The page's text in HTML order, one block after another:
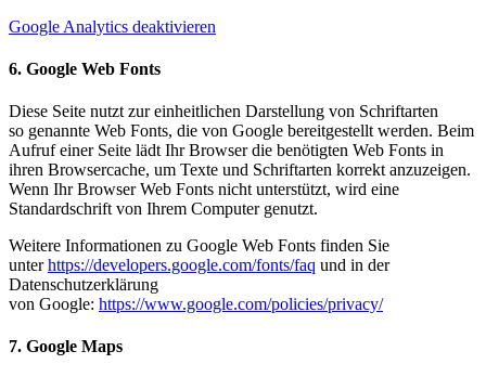
Google Analytics deaktivieren
6. Google Web Fonts
Diese Seite nutzt zur einheitlichen Darstellung von Schriftarten
so genannte Web Fonts, die von Google bereitgestellt werden. Beim
Aufruf einer Seite lädt Ihr Browser die benötigten Web Fonts in
ihren Browsercache, um Texte und Schriftarten korrekt anzuzeigen.
Wenn Ihr Browser Web Fonts nicht unterstützt, wird eine
Standardschrift von Ihrem Computer genutzt.
Weitere Informationen zu Google Web Fonts finden Sie
unterhttps://developers.google.com/fonts/faq und in der
Datenschutzerklärung
von Google: https://www.google.com/policies/privacy/
7. Google Maps